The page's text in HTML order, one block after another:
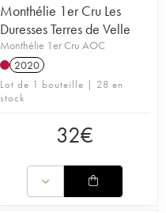
Monthélie 1er Cru Les
Duresses Terres de Velle
Monthélie 1er Cru AOC
2020
Lot de 1 bouteille | 28 en
stock
32€